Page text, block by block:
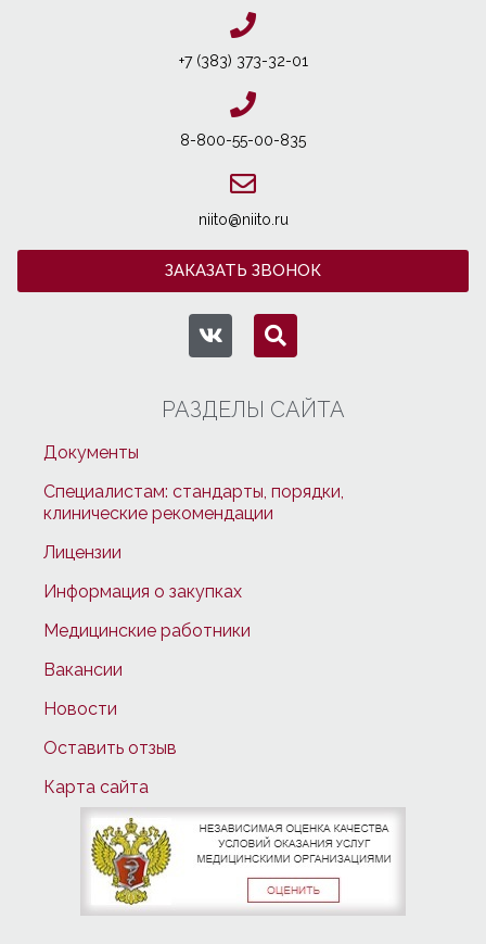
+7 (383) 373-32-01
8-800-55-00-835
niito@niito.ru
ЗАКАЗАТЬ ЗВОНОК
РАЗДЕЛЫ САЙТА
Документы
Специалистам: стандарты, порядки,
клинические рекомендации
Лицензии
Информация о закупках
Медицинские работники
Вакансии
Новости
Оставить отзыв
Карта сайта